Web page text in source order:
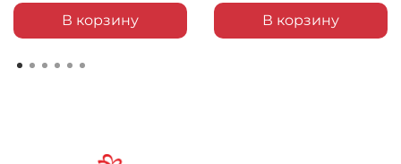
В корзину В корзину